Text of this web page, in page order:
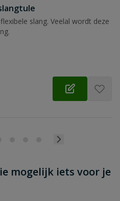
slang. Veelal wordt deze
mogelijk iets voor je